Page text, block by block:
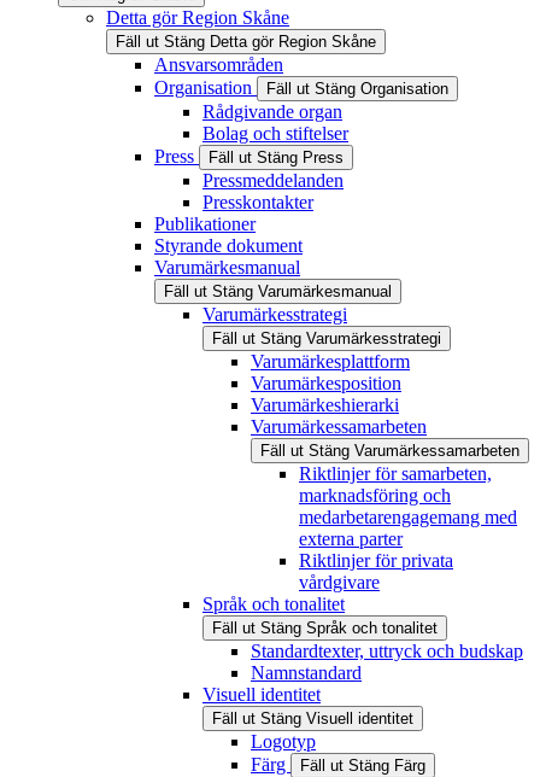
Detta gör Region Skåne
Fäll ut Stäng Detta gör Region Skåne
Ansvarsområden
Organisation
Fäll ut Stäng Organisation
Rådgivande organ
Bolag och stiftelser
Press
Fäll ut Stäng Press
Pressmeddelanden
Presskontakter
Publikationer
Styrande dokument
Varumärkesmanual
Fäll ut Stäng Varumärkesmanual
Varumärkesstrategi
Fäll ut Stäng Varumärkesstrategi
Varumärkesplattform
Varumärkesposition
Varumärkeshierarki
Varumärkessamarbeten
Fäll ut Stäng Varumärkessamarbeten
Riktlinjer för samarbeten,
marknadsföring och
medarbetarengagemang med
externa parter
Riktlinjer för privata
vårdgivare
Språk och tonalitet
Fäll ut Stäng Språk och tonalitet
Standardtexter, uttryck och budskap
Namnstandard
Visuell identitet
Fäll ut Stäng Visuell identitet
Logotyp
Färg
Fäll ut Stäng Färg